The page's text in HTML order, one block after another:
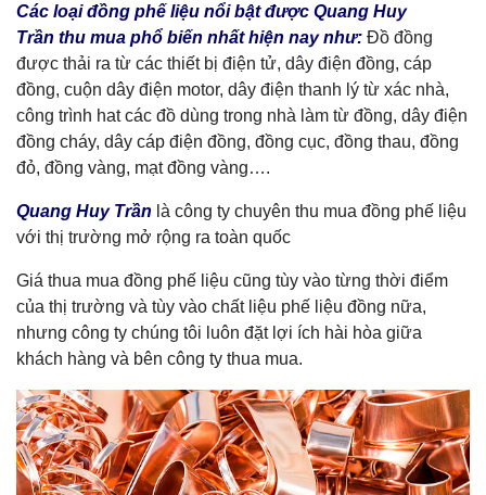
Các loại đồng phế liệu nổi bật được Quang Huy
Trần thu mua phổ biến nhất hiện nay như: Đồ đồng
được thải ra từ các thiết bị điện tử, dây điện đồng, cáp
đồng, cuộn dây điện motor, dây điện thanh lý từ xác nhà,
công trình hat các đồ dùng trong nhà làm từ đồng, dây điện
đồng cháy, dây cáp điện đồng, đồng cục, đồng thau, đồng
đỏ, đồng vàng, mạt đồng vàng….
Quang Huy Trần là công ty chuyên thu mua đồng phế liệu
với thị trường mở rộng ra toàn quốc
Giá thua mua đồng phế liệu cũng tùy vào từng thời điểm
của thị trường và tùy vào chất liệu phế liệu đồng nữa,
nhưng công ty chúng tôi luôn đặt lợi ích hài hòa giữa
khách hàng và bên công ty thua mua.